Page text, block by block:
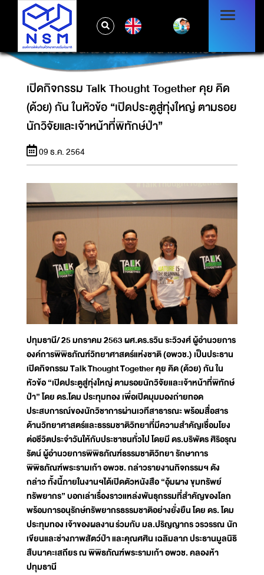
เปิดกิจกรรม TALK THOUGHT TOGETHER
คุย คิด (ด้วย) กัน ในหัวข้อ “เปิดประตูสู่ทุ่งใหญ่
ตามรอยนักวิจัยและเจ้าหน้าที่พิทักษ์ป่า”
เปิดกิจกรรม Talk Thought Together คุย คิด
(ด้วย) กัน ในหัวข้อ “เปิดประตูสู่ทุ่งใหญ่ ตามรอย
นักวิจัยและเจ้าหน้าที่พิทักษ์ป่า”
09 ธ.ค. 2564
ปทุมธานี/ 25 มกราคม 2563 ผศ.ดร.รวิน ระวิวงศ์ ผู้อำนวยการ
องค์การพิพิธภัณฑ์วิทยาศาสตร์แห่งชาติ (อพวช.) เป็นประธาน
เปิดกิจกรรม Talk Thought Together คุย คิด (ด้วย) กัน ใน
หัวข้อ “เปิดประตูสู่ทุ่งใหญ่ ตามรอยนักวิจัยและเจ้าหน้าที่พิทักษ์
ป่า” โดย ดร.โดม ประทุมทอง เพื่อเปิดมุมมองถ่ายทอด
ประสบการณ์ของนักวิชาการผ่านเวทีสาธารณะ พร้อมสื่อสาร
ด้านวิทยาศาสตร์และธรรมชาติวิทยาที่มีความสำคัญเชื่อมโยง
ต่อชีวิตประจำวันให้กับประชาชนทั่วไป โดยมี ดร.บริพัตร ศิริอรุณ
รัตน์ ผู้อำนวยการพิพิธภัณฑ์ธรรมชาติวิทยา รักษาการ
พิพิธภัณฑ์พระรามเก้า อพวช. กล่าวรายงานกิจกรรมฯ ดัง
กล่าว ทั้งนี้ภายในงานฯได้เปิดตัวหนังสือ “อุ้มผาง ขุมทรัพย์
ทรัพยากร” บอกเล่าเรื่องราวแหล่งพันธุกรรมที่สำคัญของโลก
พร้อมการอนุรักษ์ทรัพยากรธรรมชาติอย่างยั่งยืน โดย ดร. โดม
ประทุมทอง เจ้าของผลงาน ร่วมกับ มล.ปริญญากร วรวรรณ นัก
เขียนและช่างภาพสัตว์ป่า และคุณศศิน เฉลิมลาภ ประธานมูลนิธิ
สืบนาคะเสถียร ณ พิพิธภัณฑ์พระรามเก้า อพวช. คลองห้า
ปทุมธานี